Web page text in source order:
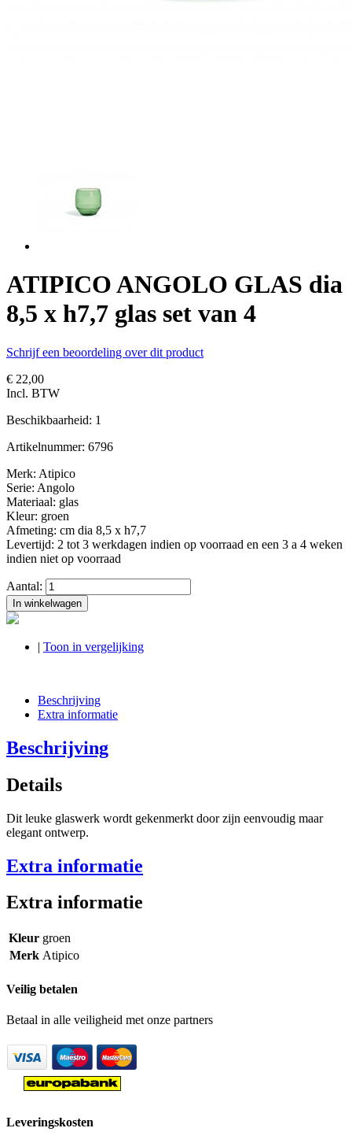
ATIPICO ANGOLO GLAS dia
8,5 x h7,7 glas set van 4
Schrijf een beoordeling over dit product
€ 22,00
Incl. BTW
Beschikbaarheid: 1
Artikelnummer: 6796
Merk: Atipico
Serie: Angolo
Materiaal: glas
Kleur: groen
Afmeting: cm dia 8,5 x h7,7
Levertijd: 2 tot 3 werkdagen indien op voorraad en een 3 a 4 weken
indien niet op voorraad
Aantal:
In winkelwagen
| Toon in vergelijking
Beschrijving
Extra informatie
Beschrijving
Details
Dit leuke glaswerk wordt gekenmerkt door zijn eenvoudig maar
elegant ontwerp.
Extra informatie
Extra informatie
Kleur groen
Merk Atipico
Veilig betalen
Betaal in alle veiligheid met onze partners
Leveringskosten